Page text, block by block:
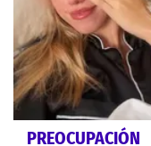
PREOCUPACIÓN